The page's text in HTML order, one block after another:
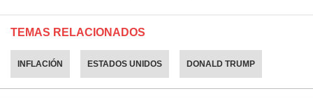
TEMAS RELACIONADOS
INFLACIÓN ESTADOS UNIDOS DONALD TRUMP